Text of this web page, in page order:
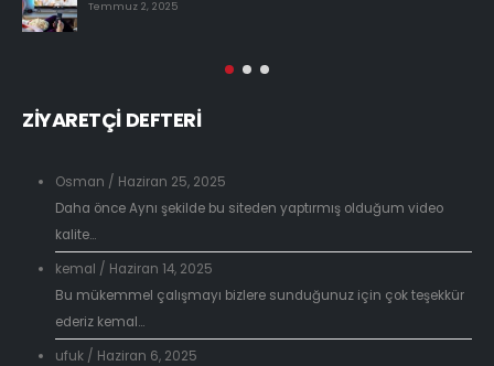
Temmuz 2, 2025
ZİYARETÇİ DEFTERİ
Osman / Haziran 25, 2025
Daha önce Aynı şekilde bu siteden yaptırmış olduğum video
kalite...
kemal / Haziran 14, 2025
Bu mükemmel çalışmayı bizlere sunduğunuz için çok teşekkür
ederiz kemal...
ufuk/ Haziran 6, 2025